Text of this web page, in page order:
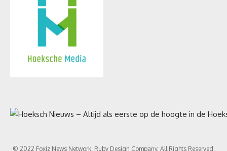
© 2022 Foxiz News Network. Ruby Design Company. All Rights Reserved.